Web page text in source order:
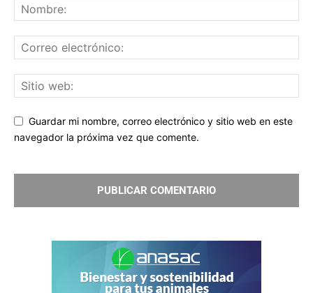
Guardar mi nombre, correo electrónico y sitio web en este
navegador la próxima vez que comente.